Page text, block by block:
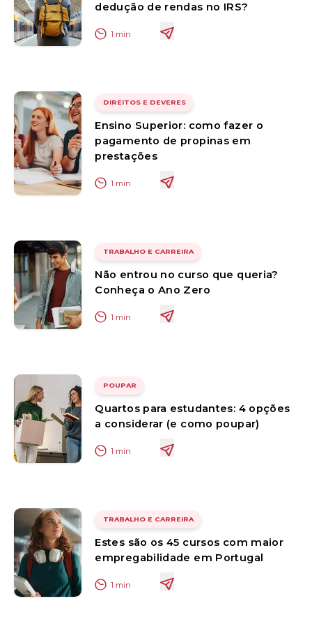
dedução de rendas no IRS?
1 min
DIREITOS E DEVERES
Ensino Superior: como fazer o
pagamento de propinas em
prestações
1 min
TRABALHO E CARREIRA
Não entrou no curso que queria?
Conheça o Ano Zero
1 min
POUPAR
Quartos para estudantes: 4 opções
a considerar (e como poupar)
1 min
TRABALHO E CARREIRA
Estes são os 45 cursos com maior
empregabilidade em Portugal
1 min